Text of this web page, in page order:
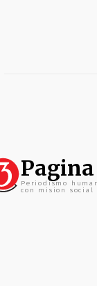
Periodismo
con mision social